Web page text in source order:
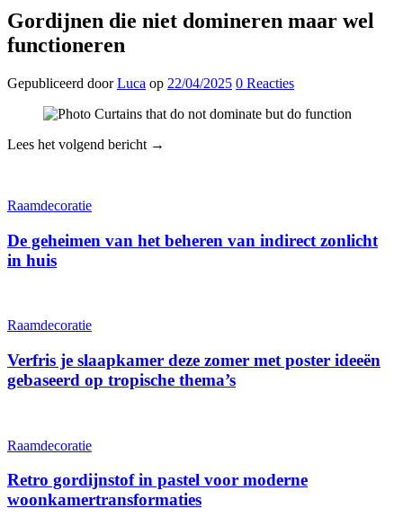
Gordijnen die niet domineren maar wel
functioneren
Gepubliceerd doorLuca op 22/04/2025 0 Reacties
Lees het volgend bericht →
Raamdecoratie
De geheimen van het beheren van indirect zonlicht
in huis
Raamdecoratie
Verfris je slaapkamer deze zomer met poster ideeën
gebaseerd op tropische thema’s
Raamdecoratie
Retro gordijnstof in pastel voor moderne
woonkamertransformaties